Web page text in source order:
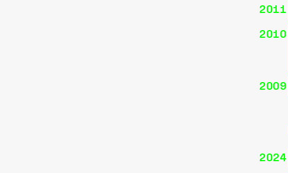
2011
2010
2009
2024